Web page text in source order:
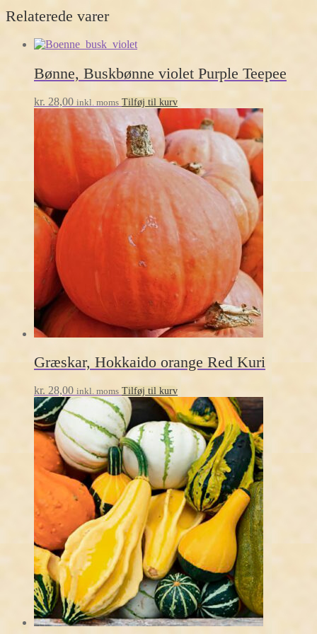
Relaterede varer
Bønne, Buskbønne violet Purple Teepee
kr. 28,00 inkl. moms Tilføj til kurv
Græskar, Hokkaido orange Red Kuri
kr. 28,00 inkl. moms Tilføj til kurv